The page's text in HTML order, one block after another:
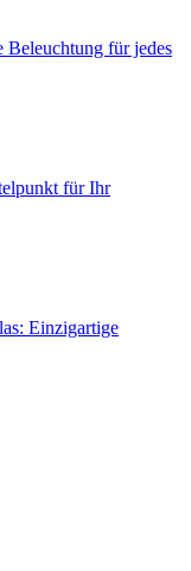
für jedes
für Ihr
Einzigartige